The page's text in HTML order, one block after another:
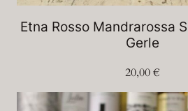
Etna Rosso Mandrarossa
Gerle
20,00€